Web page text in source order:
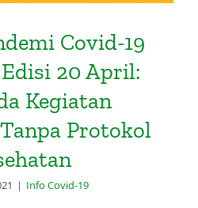
Covid-19
20 April:
Kegiatan
Protokol
| Info Covid-19